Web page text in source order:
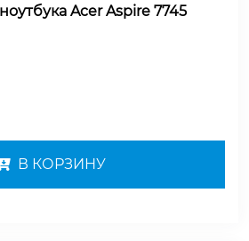
Acer Aspire 7745
В КОРЗИНУ